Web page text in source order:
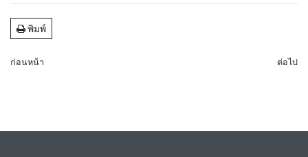
พิมพ์
ก่อนหน้า ต่อไป